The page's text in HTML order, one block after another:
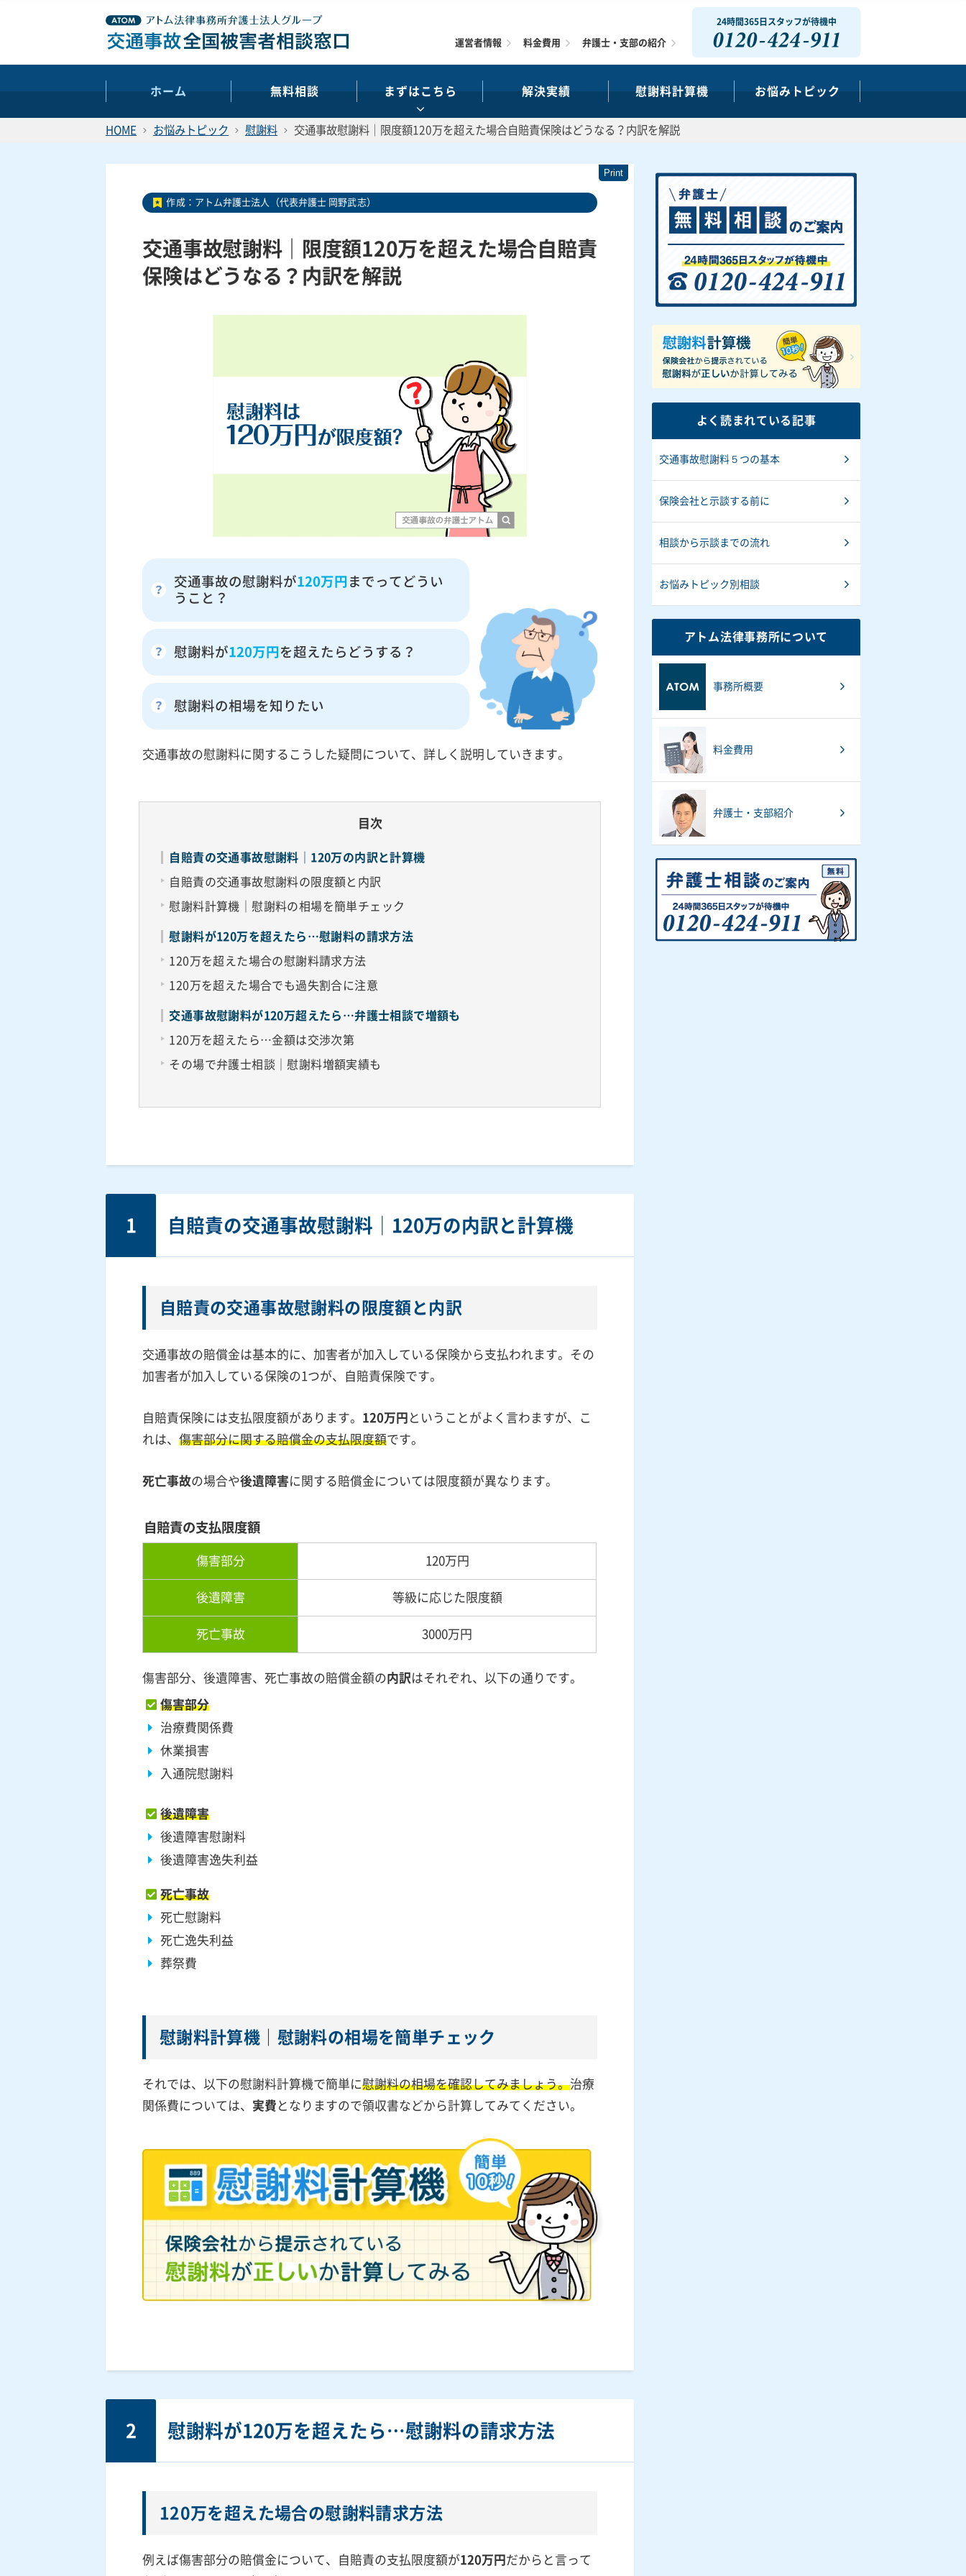
24時間365日スタッフが待機中
0120-424-911
ホーム 無料相談 まずはこちら 解決実績 慰謝料計算機 お悩みトピック
運営者情報 料金費用 弁護士・支部の紹介
HOME お悩みトピック 慰謝料 交通事故慰謝料｜限度額120万を超えた場合自賠責保険はどうなる？内訳を解説
作成： アトム弁護士法人（代表弁護士 岡野武志）
交通事故慰謝料｜限度額120万を超えた場合自賠責
保険はどうなる？内訳を解説
交通事故の慰謝料が120万円 までってどうい
うこと？
慰謝料が120万円 を超えたらどうする？
慰謝料の相場を知りたい
交通事故の慰謝料に関するこうした疑問について、詳しく説明していきます。
目次
自賠責の交通事故慰謝料｜120万の内訳と計算機
自賠責の交通事故慰謝料の限度額と内訳
慰謝料計算機｜慰謝料の相場を簡単チェック
慰謝料が120万を超えたら…慰謝料の請求方法
120万を超えた場合の慰謝料請求方法
120万を超えた場合でも過失割合に注意
交通事故慰謝料が120万超えたら…弁護士相談で増額も
120万を超えたら…金額は交渉次第
その場で弁護士相談｜慰謝料増額実績も
1 自賠責の交通事故慰謝料｜120万の内訳と計算機
自賠責の交通事故慰謝料の限度額と内訳
交通事故の賠償金は基本的に、加害者が加入している保険から支払われます。その
加害者が加入している保険の1つが、自賠責保険です。
自賠責保険には支払限度額があります。 120万円 ということがよく言わますが、こ
れは、傷害部分に関する賠償金の支払限度額です。
死亡事故の場合や後遺障害に関する賠償金については限度額が異なります。
自賠責の支払限度額
傷害部分 120万円
後遺障害 等級に応じた限度額
死亡事故 3000万円
傷害部分、後遺障害、死亡事故の賠償金額の内訳はそれぞれ、以下の通りです。
傷害部分
治療費関係費
休業損害
入通院慰謝料
後遺障害
後遺障害慰謝料
後遺障害逸失利益
死亡事故
死亡慰謝料
死亡逸失利益
葬祭費
慰謝料計算機｜慰謝料の相場を簡単チェック
それでは、以下の慰謝料計算機で簡単に慰謝料の相場を確認してみましょう。治療
関係費については、 実費 となりますので領収書などから計算してみてください。
2 慰謝料が120万を超えたら…慰謝料の請求方法
120万を超えた場合の慰謝料請求方法
例えば傷害部分の賠償金について、自賠責の支払限度額が120万円 だからと言って
よく読まれている記事
交通事故慰謝料５つの基本
保険会社と示談する前に
相談から示談までの流れ
お悩みトピック別相談
アトム法律事務所について
事務所概要
料金費用
弁護士・支部紹介